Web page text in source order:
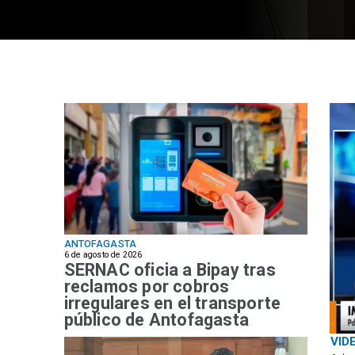
ANTOFAGASTA
6 de agosto de 2026
SERNAC oficia a Bipay tras
reclamos por cobros
irregulares en el transporte
público de Antofagasta